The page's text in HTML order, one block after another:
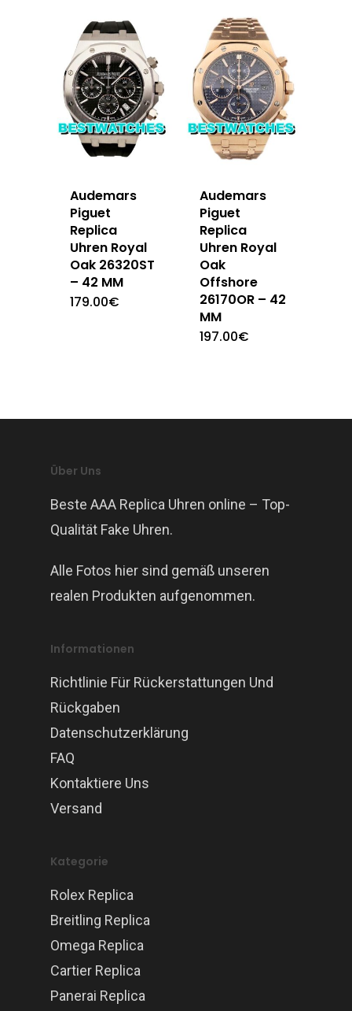
Audemars
Piguet
Replica
Uhren Royal
Oak 26320ST
– 42 MM
179.00€
Audemars
Piguet
Replica
Uhren Royal
Oak
Offshore
26170OR – 42
MM
197.00€
Über Uns
Beste AAA Replica Uhren online – Top-
Qualität Fake Uhren.
Alle Fotos hier sind gemäß unseren
realen Produkten aufgenommen.
Informationen
Richtlinie Für Rückerstattungen Und
Rückgaben
Datenschutzerklärung
FAQ
Kontaktiere Uns
Versand
Kategorie
Rolex Replica
Breitling Replica
Omega Replica
Cartier Replica
Panerai Replica